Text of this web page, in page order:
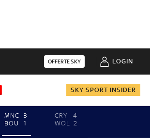
OFFERTE SKY LOGIN
SKY SPORT INSIDER
MNC 3
BOU
1
CRY
4
WOL
2